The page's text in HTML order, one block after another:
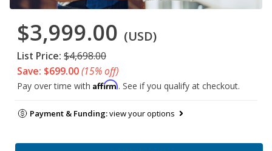
$3,999.00 (USD)
List Price: $4,698.00
Save: $699.00(15% off)
Pay over time with Affirm. See if you qualify at checkout.
Payment & Funding:view your options